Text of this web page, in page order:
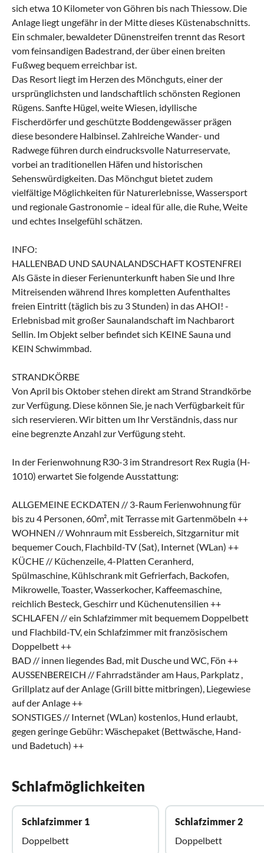
sich etwa 10 Kilometer von Göhren bis nach Thiessow. Die
Anlage liegt ungefähr in der Mitte dieses Küstenabschnitts.
Ein schmaler, bewaldeter Dünenstreifen trennt das Resort
vom feinsandigen Badestrand, der über einen breiten
Fußweg bequem erreichbar ist.
Das Resort liegt im Herzen des Mönchguts, einer der
ursprünglichsten und landschaftlich schönsten Regionen
Rügens. Sanfte Hügel, weite Wiesen, idyllische
Fischerdörfer und geschützte Boddengewässer prägen
diese besondere Halbinsel. Zahlreiche Wander- und
Radwege führen durch eindrucksvolle Naturreservate,
vorbei an traditionellen Häfen und historischen
Sehenswürdigkeiten. Das Mönchgut bietet zudem
vielfältige Möglichkeiten für Naturerlebnisse, Wassersport
und regionale Gastronomie – ideal für alle, die Ruhe, Weite
und echtes Inselgefühl schätzen.
INFO:
HALLENBAD UND SAUNALANDSCHAFT KOSTENFREI
Als Gäste in dieser Ferienunterkunft haben Sie und Ihre
Mitreisenden während Ihres kompletten Aufenthaltes
freien Eintritt (täglich bis zu 3 Stunden) in das AHOI! -
Erlebnisbad mit großer Saunalandschaft im Nachbarort
Sellin. Im Objekt selber befindet sich KEINE Sauna und
KEIN Schwimmbad.
STRANDKÖRBE
Von April bis Oktober stehen direkt am Strand Strandkörbe
zur Verfügung. Diese können Sie, je nach Verfügbarkeit für
sich reservieren. Wir bitten um Ihr Verständnis, dass nur
eine begrenzte Anzahl zur Verfügung steht.
In der Ferienwohnung R30-3 im Strandresort Rex Rugia (H-
1010) erwartet Sie folgende Ausstattung:
ALLGEMEINE ECKDATEN // 3-Raum Ferienwohnung für
bis zu 4 Personen, 60m², mit Terrasse mit Gartenmöbeln ++
WOHNEN // Wohnraum mit Essbereich, Sitzgarnitur mit
bequemer Couch, Flachbild-TV (Sat), Internet (WLan) ++
KÜCHE // Küchenzeile, 4-Platten Ceranherd,
Spülmaschine, Kühlschrank mit Gefrierfach, Backofen,
Mikrowelle, Toaster, Wasserkocher, Kaffeemaschine,
reichlich Besteck, Geschirr und Küchenutensilien ++
SCHLAFEN // ein Schlafzimmer mit bequemem Doppelbett
und Flachbild-TV, ein Schlafzimmer mit französischem
Doppelbett ++
BAD // innen liegendes Bad, mit Dusche und WC, Fön ++
AUSSENBEREICH // Fahrradständer am Haus, Parkplatz ,
Grillplatz auf der Anlage (Grill bitte mitbringen), Liegewiese
auf der Anlage ++
SONSTIGES // Internet (WLan) kostenlos, Hund erlaubt,
gegen geringe Gebühr: Wäschepaket (Bettwäsche, Hand-
und Badetuch) ++
Schlafmöglichkeiten
Schlafzimmer 1
Doppelbett
Schlafzimmer 2
Doppelbett